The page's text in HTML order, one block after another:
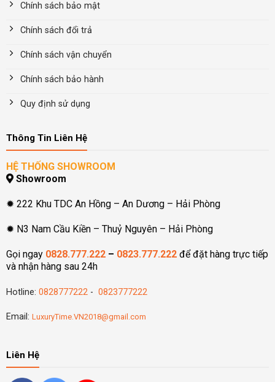
Chính sách bảo mật
Chính sách đổi trả
Chính sách vận chuyển
Chính sách bảo hành
Quy định sử dụng
Thông Tin Liên Hệ
HỆ THỐNG SHOWROOM
Showroom
✹ 222 Khu TDC An Hồng – An Dương – Hải Phòng
✹ N3 Nam Cầu Kiền – Thuỷ Nguyên – Hải Phòng
Gọi ngay 0828.777.222– 0823.777.222để đặt hàng trực tiếp
và nhận hàng sau 24h
Hotline: 0828777222- 0823777222
Email: LuxuryTime.VN2018@gmail.com
Liên Hệ